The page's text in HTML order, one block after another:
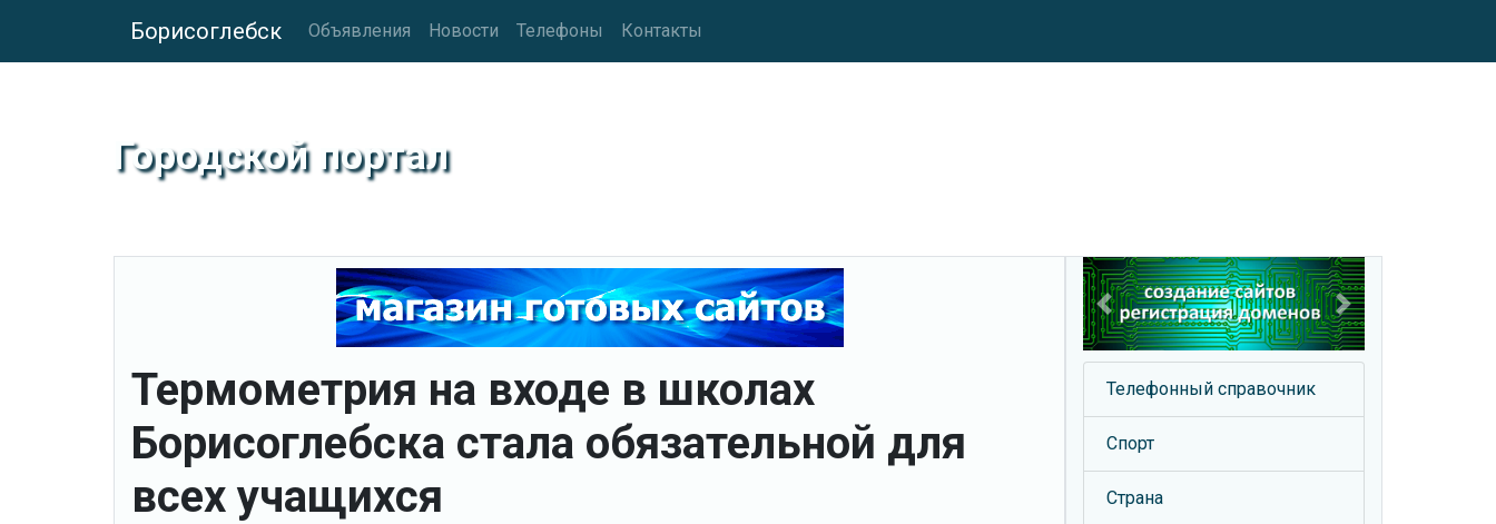
Борисоглебск Объявления Новости Телефоны Контакты
Городской портал
Термометрия на входе в школах
Борисоглебска стала обязательной для
всех учащихся
Previous Next
Телефонный справочник
Спорт
Страна